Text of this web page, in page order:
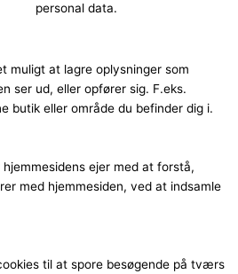
personal data.
muligt at lagre oplysninger som
ser ud, eller opfører sig. F.eks.
butik eller område du befinder dig i.
ejer med at forstå,
med hjemmesiden, ved at indsamle
til at spore besøgende på tværs